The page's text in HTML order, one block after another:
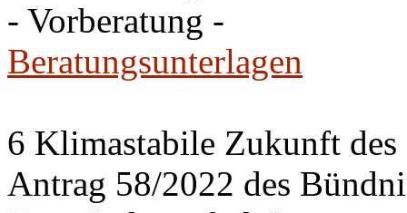
- Vorberatung -
Beratungsunterlagen
6 Klimastabile Zukunft des
Antrag 58/2022 des